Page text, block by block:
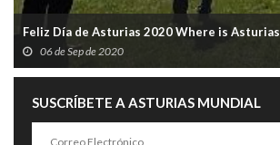
Feliz Día de Asturias 2020 Where is Asturias
06 de Sep de 2020
SUSCRÍBETE A ASTURIAS MUNDIAL